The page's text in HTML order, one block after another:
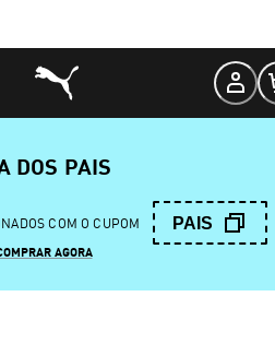
DOS PAIS
COM O CUPOM PAIS
AGORA